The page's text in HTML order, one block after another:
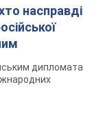
насправді
дипломата